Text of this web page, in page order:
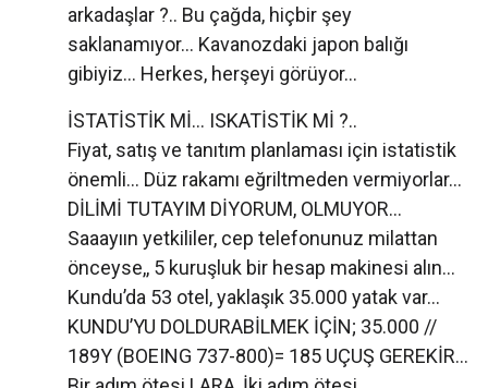
arkadaşlar ?.. Bu çağda, hiçbir şey
saklanamıyor... Kavanozdaki japon balığı
gibiyiz... Herkes, herşeyi görüyor...
İSTATİSTİK Mİ... ISKATİSTİK Mİ ?..
Fiyat, satış ve tanıtım planlaması için istatistik
önemli... Düz rakamı eğriltmeden vermiyorlar...
DİLİMİ TUTAYIM DİYORUM, OLMUYOR...
Saaayıın yetkililer, cep telefonunuz milattan
önceyse,, 5 kuruşluk bir hesap makinesi alın...
Kundu’da 53 otel, yaklaşık 35.000 yatak var...
KUNDU’YU DOLDURABİLMEK İÇİN; 35.000 //
189Y (BOEING 737-800)= 185 UÇUŞ GEREKİR...